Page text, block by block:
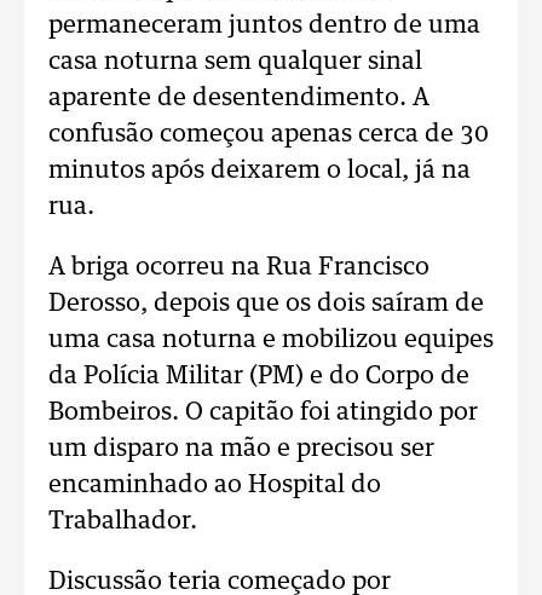
permaneceram juntos dentro de uma
casa noturna sem qualquer sinal
aparente de desentendimento. A
confusão começou apenas cerca de 30
minutos após deixarem o local, já na
rua.
A briga ocorreu na Rua Francisco
Derosso, depois que os dois saíram de
uma casa noturna e mobilizou equipes
da Polícia Militar (PM) e do Corpo de
Bombeiros. O capitão foi atingido por
um disparo na mão e precisou ser
encaminhado ao Hospital do
Trabalhador.
Discussão teria começado por